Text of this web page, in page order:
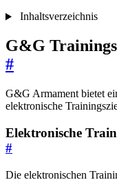
Inhaltsverzeichnis
G&G
#
G&G Armament bietet
elektronische
Elektronische
#
Die elektronischen